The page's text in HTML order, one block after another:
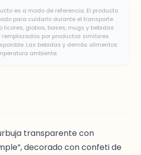
es a modo de referencia. El producto
para cuidarlo durante el transporte.
licores, globos, bases, mugs y bebidas
remplazados por productos similares
Las bebidas y demás alimentos
ambiente.
transparente con
decorado con confeti de